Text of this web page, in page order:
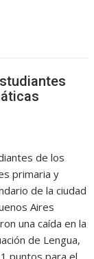
de los
primaria y
de la ciudad
Aires
una caída en la
de Lengua,
puntos para el